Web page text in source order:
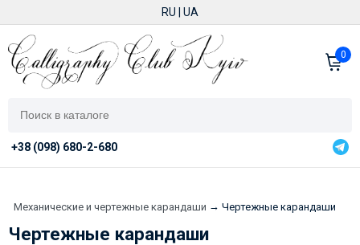
RU UA
0
+38 (098) 680-2-680
Механические и чертежные карандаши → Чертежные карандаши
Чертежные карандаши